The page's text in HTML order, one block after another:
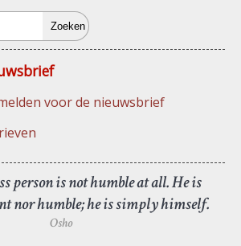
voor de nieuwsbrief
person is not humble at all. He is
nor humble; he is simply himself.
Osho